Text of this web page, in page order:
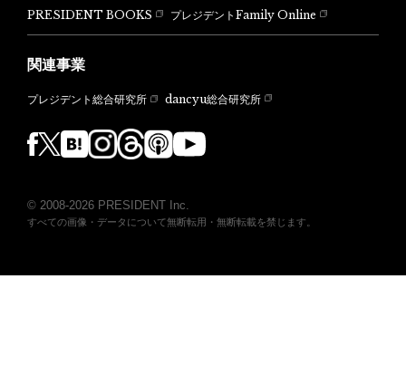
PRESIDENT BOOKS
プレジデントFamily Online
関連事業
プレジデント総合研究所 dancyu総合研究所
© 2008-2026 PRESIDENT Inc.
すべての画像・データについて無断転用・無断転載を禁じます。